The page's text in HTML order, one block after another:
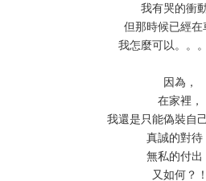
我有哭的衝
但那時候已經在
我怎麼可以。。
因為，
在家裡，
我還是只能偽裝自
真誠的對待
無私的付出
又如何？！